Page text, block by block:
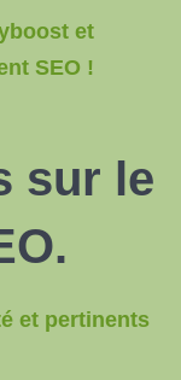
et
SEO !
sur le
et pertinents